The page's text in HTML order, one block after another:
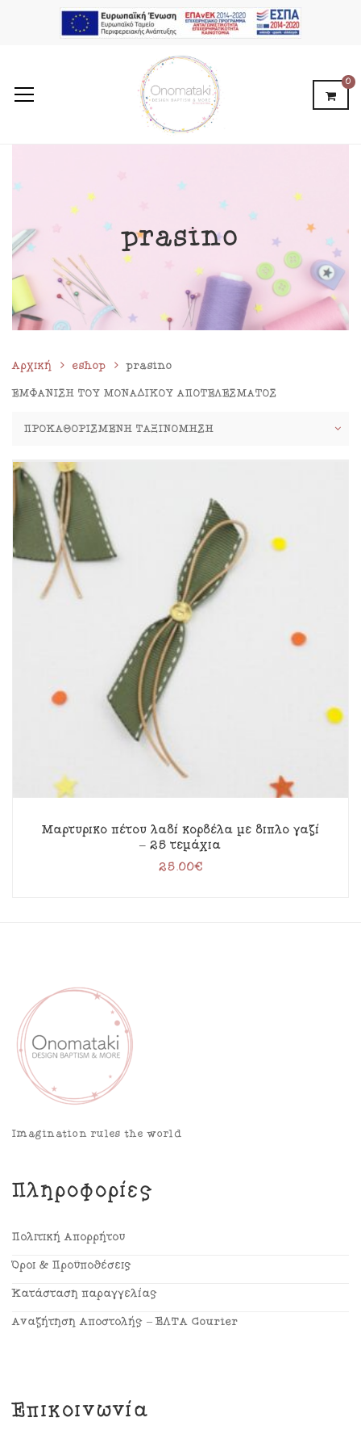
0
prasino
Αρχική eshop prasino
ΕΜΦΆΝΙΣΗ ΤΟΥ ΜΟΝΑΔΙΚΟΎ ΑΠΟΤΕΛΈΣΜΑΤΟΣ
Μαρτυρικό πέτου λαδί κορδέλα με διπλό γαζί
– 25 τεμάχια
25.00€
Imagination rules the world
Πληροφορίες
Πολιτική Απορρήτου
Όροι & Προϋποθέσεις
Κατάσταση παραγγελίας
Αναζήτηση Αποστολής – ΕΛΤΑ Courier
Επικοινωνία